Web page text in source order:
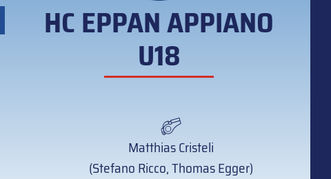
HC EPPAN APPIANO
U18
Matthias Cristeli
(Stefano Ricco, Thomas Egger)